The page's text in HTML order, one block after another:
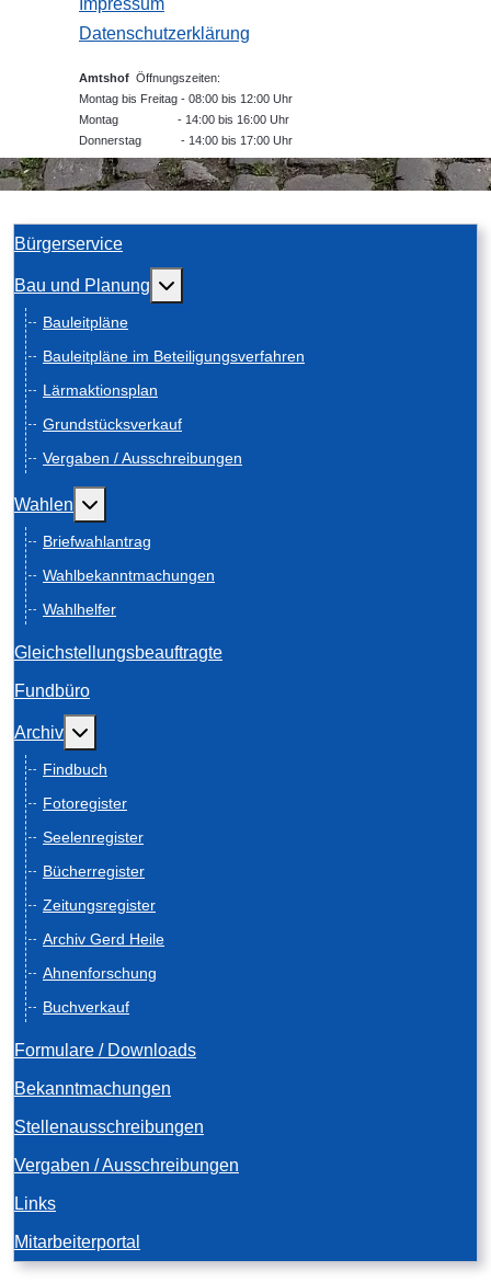
Impressum
Datenschutzerklärung
Amtshof Öffnungszeiten:
Montag bis Freitag - 08:00 bis 12:00 Uhr
Montag - 14:00 bis 16:00 Uhr
Donnerstag - 14:00 bis 17:00 Uhr
Bürgerservice
Bau und Planung Weitere Informationen: Bau und Planung
Bauleitpläne
Bauleitpläne im Beteiligungsverfahren
Lärmaktionsplan
Grundstücksverkauf
Vergaben / Ausschreibungen
Wahlen Weitere Informationen: Wahlen
Briefwahlantrag
Wahlbekanntmachungen
Wahlhelfer
Gleichstellungsbeauftragte
Fundbüro
Archiv Weitere Informationen: Archiv
Findbuch
Fotoregister
Seelenregister
Bücherregister
Zeitungsregister
Archiv Gerd Heile
Ahnenforschung
Buchverkauf
Formulare / Downloads
Bekanntmachungen
Stellenausschreibungen
Vergaben / Ausschreibungen
Links
Mitarbeiterportal